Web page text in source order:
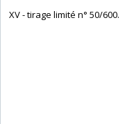
‎XV - tirage limité n° 50/600.‎